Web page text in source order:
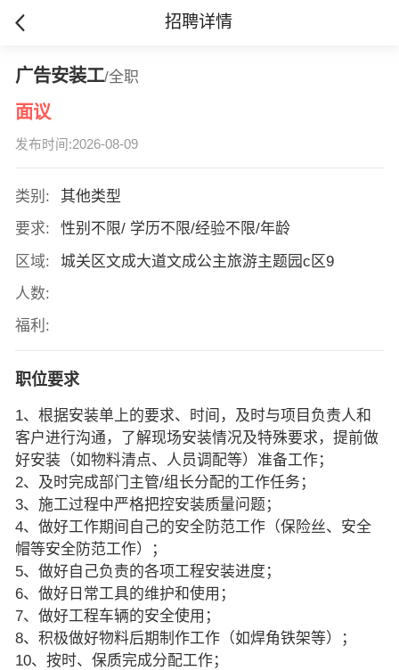
招聘详情
广告安装工/全职
面议
发布时间:2026-08-09
类别:
其他类型
要求:
性别不限/ 学历不限/经验不限/年龄
区域:
城关区文成大道文成公主旅游主题园c区9
人数:
福利:
职位要求
1、根据安装单上的要求、时间，及时与项目负责人和
客户进行沟通，了解现场安装情况及特殊要求，提前做
好安装（如物料清点、人员调配等）准备工作；
2、及时完成部门主管/组长分配的工作任务；
3、施工过程中严格把控安装质量问题；
4、做好工作期间自己的安全防范工作（保险丝、安全
帽等安全防范工作）；
5、做好自己负责的各项工程安装进度；
6、做好日常工具的维护和使用；
7、做好工程车辆的安全使用；
8、积极做好物料后期制作工作（如焊角铁架等）；
10、按时、保质完成分配工作；